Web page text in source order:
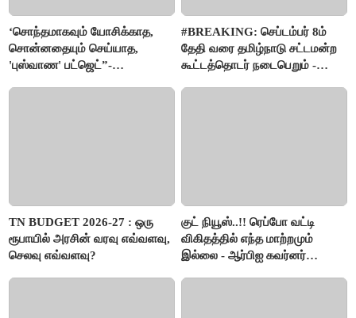
‘சொந்தமாகவும் யோசிக்காத,
சொன்னதையும் செய்யாத,
'புஸ்வாண' பட்ஜெட்”-
#BREAKING: செப்டம்பர் 8ம்
தேதி வரை தமிழ்நாடு சட்டமன்ற
கூட்டத்தொடர் நடைபெறும் -
TN BUDGET 2026-27 : ஒரு
ரூபாயில் அரசின் வரவு எவ்வளவு,
செலவு எவ்வளவு?
குட் நியூஸ்..!! ரெப்போ வட்டி
விகிதத்தில் எந்த மாற்றமும்
இல்லை - ஆர்பிஐ கவர்னர்